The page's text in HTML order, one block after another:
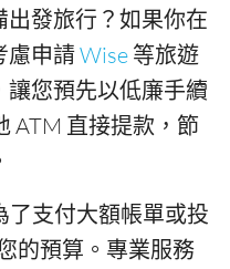
出發旅行？如果你在
慮申請Wise 等旅遊
您預先以低廉手續
ATM 直接提款，節
了支付大額帳單或投
的預算。專業服務